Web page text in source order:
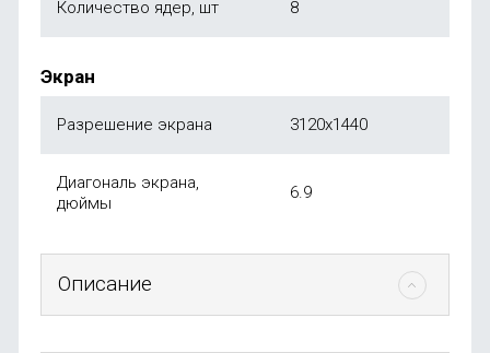
Количество ядер, шт 8
Экран
Разрешение экрана 3120x1440
Диагональ экрана,
дюймы
6.9
Описание